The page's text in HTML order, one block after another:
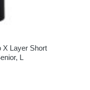
X Layer Short
L